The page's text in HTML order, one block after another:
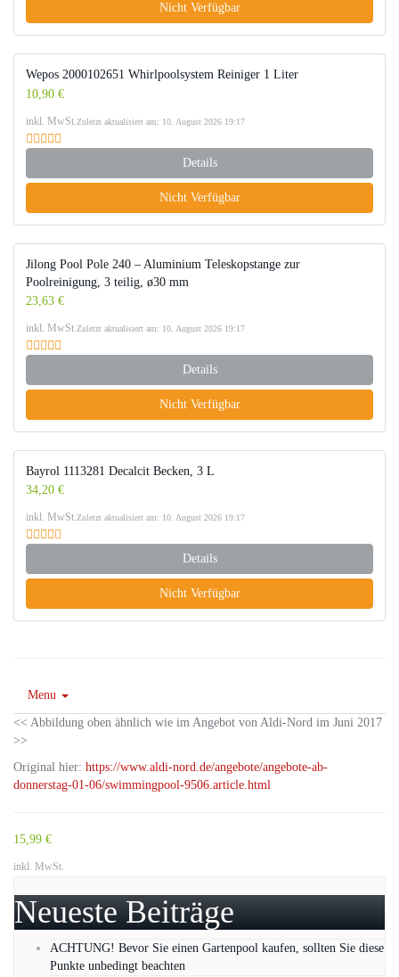
Nicht Verfügbar
Wepos 2000102651 Whirlpoolsystem Reiniger 1 Liter
10,90 €
inkl. MwSt.Zuletzt aktualisiert am: 10. August 2026 19:17
Details
Nicht Verfügbar
Jilong Pool Pole 240 – Aluminium Teleskopstange zur
Poolreinigung, 3 teilig, ø30 mm
23,63 €
inkl. MwSt.Zuletzt aktualisiert am: 10. August 2026 19:17
Details
Nicht Verfügbar
Bayrol 1113281 Decalcit Becken, 3 L
34,20 €
inkl. MwSt.Zuletzt aktualisiert am: 10. August 2026 19:17
Details
Nicht Verfügbar
Menu
<< Abbildung oben ähnlich wie im Angebot von Aldi-Nord im Juni 2017
>>
Original hier: https://www.aldi-nord.de/angebote/angebote-ab-
donnerstag-01-06/swimmingpool-9506.article.html
15,99 €
inkl. MwSt.
Neueste Beiträge
ACHTUNG! Bevor Sie einen Gartenpool kaufen, sollten Sie diese
Punkte unbedingt beachten